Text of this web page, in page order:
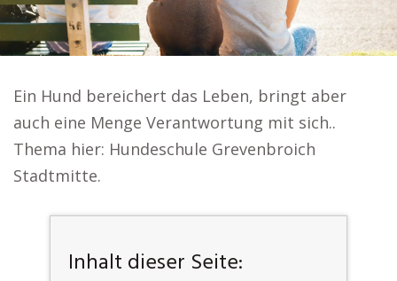
Ein Hund bereichert das Leben, bringt aber
auch eine Menge Verantwortung mit sich..
Thema hier: Hundeschule Grevenbroich
Stadtmitte.
Inhalt dieser Seite: